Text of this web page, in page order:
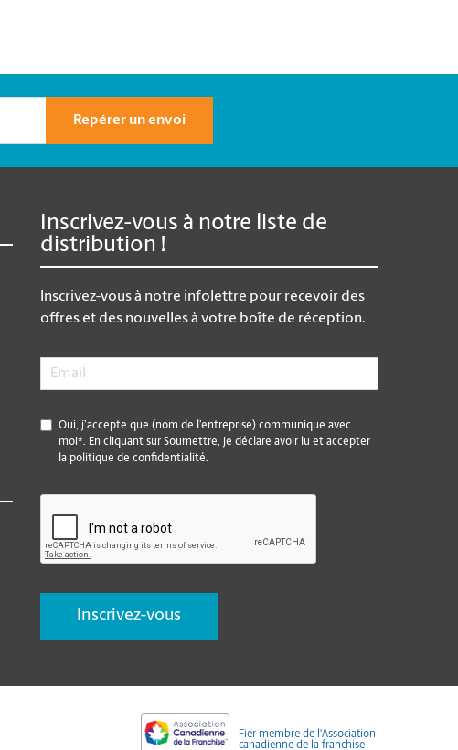
Repérer un envoi
Inscrivez-vous à notre liste de
distribution !
Inscrivez-vous à notre infolettre pour recevoir des
offres et des nouvelles à votre boîte de réception.
Email
* Oui, j’accepte que (nom de l’entreprise) communique avec
moi*. En cliquant sur Soumettre, je déclare avoir lu et accepter
la politique de confidentialité.
Fier membre de l'Association
canadienne de la franchise